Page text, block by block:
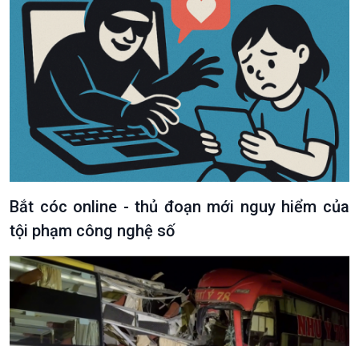
Bắt cóc online - thủ đoạn mới nguy hiểm của
tội phạm công nghệ số